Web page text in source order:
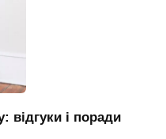
відгуки і поради